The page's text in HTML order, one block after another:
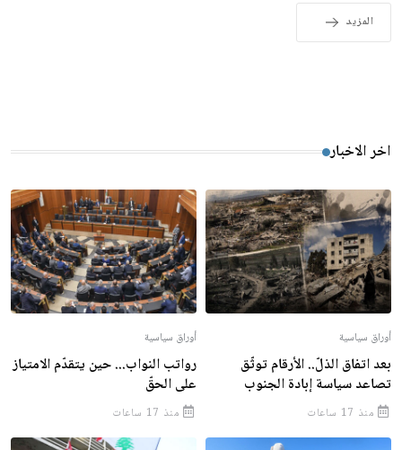
المزيد
اخر الاخبار
أوراق سياسية
بعد اتفاق الذلّ.. الأرقام توثّق
تصاعد سياسة إبادة الجنوب
منذ 17 ساعات
أوراق سياسية
رواتب النواب... حين يتقدّم الامتياز
على الحقّ
منذ 17 ساعات